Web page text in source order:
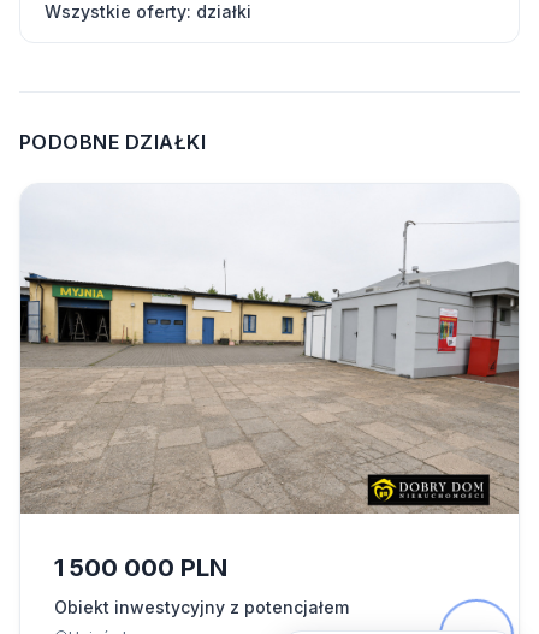
Wszystkie oferty: działki
PODOBNE DZIAŁKI
1 500 000 PLN
Obiekt inwestycyjny z potencjałem